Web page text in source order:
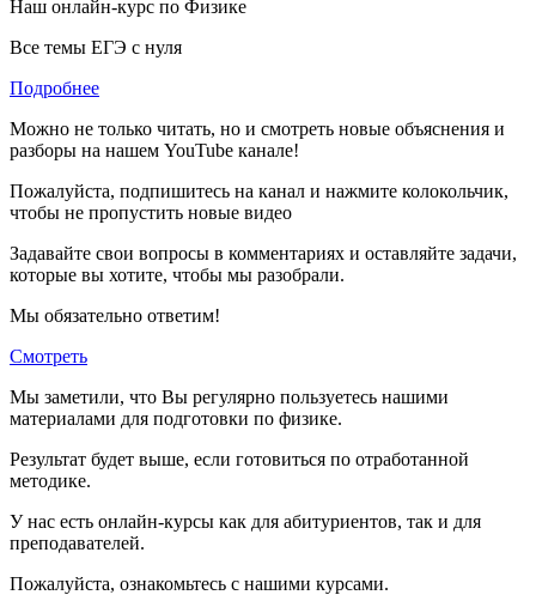
Наш онлайн-курс по Физике
Все темы ЕГЭ с нуля
Подробнее
Можно не только читать, но и смотреть новые объяснения и
разборы на нашем YouTube канале!
Пожалуйста, подпишитесь на канал и нажмите колокольчик,
чтобы не пропустить новые видео
Задавайте свои вопросы в комментариях и оставляйте задачи,
которые вы хотите, чтобы мы разобрали.
Мы обязательно ответим!
Смотреть
Мы заметили, что Вы регулярно пользуетесь нашими
материалами для подготовки по физике.
Результат будет выше, если готовиться по отработанной
методике.
У нас есть онлайн-курсы как для абитуриентов, так и для
преподавателей.
Пожалуйста, ознакомьтесь с нашими курсами.